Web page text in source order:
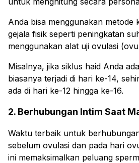
Anda bisa menggunakan metode
gejala fisik seperti peningkatan
menggunakan alat uji ovulasi
Misalnya, jika siklus haid Anda
biasanya terjadi di hari ke-14,
ada di hari ke-12 hingga ke-16.
2. Berhubungan Intim Saat
Waktu terbaik untuk
sebelum ovulasi dan pada hari
ini memaksimalkan peluang